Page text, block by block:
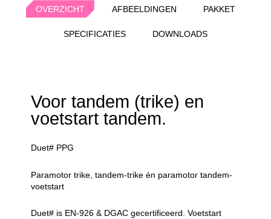
OVERZICHT AFBEELDINGEN PAKKET
SPECIFICATIES DOWNLOADS
Voor tandem (trike) en
voetstart tandem.
Duet# PPG
Paramotor trike, tandem-trike én paramotor tandem-
voetstart
Duet# is EN-926 & DGAC gecertificeerd. Voetstart